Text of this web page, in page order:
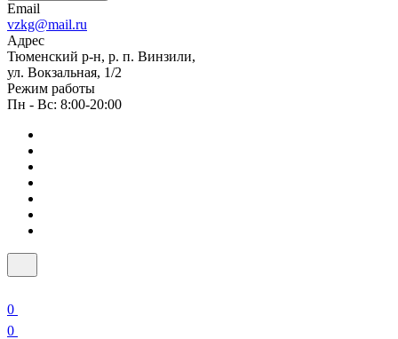
Email
vzkg@mail.ru
Адрес
Тюменский р-н, р. п. Винзили,
ул. Вокзальная, 1/2
Режим работы
Пн - Вс: 8:00-20:00
0
0